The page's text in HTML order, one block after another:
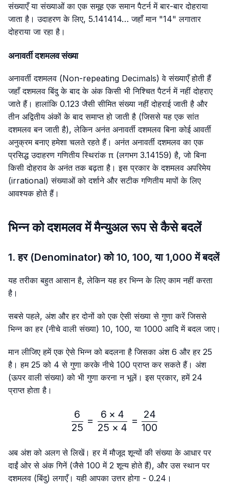
संख्याएँ या संख्याओं का एक समूह एक समान पैटर्न में बार-बार दोहराया
जाता है। उदाहरण के लिए, 5.141414… जहाँ मान "14" लगातार
दोहराया जा रहा है।
अनावर्ती दशमलव संख्या
अनावर्ती दशमलव (Non-repeating Decimals) वे संख्याएँ होती हैं
जहाँ दशमलव बिंदु के बाद के अंक किसी भी निश्चित पैटर्न में नहीं दोहराए
जाते हैं। हालांकि 0.123 जैसी सीमित संख्या नहीं दोहराई जाती है और
तीन अद्वितीय अंकों के बाद समाप्त हो जाती है (जिससे यह एक सांत
दशमलव बन जाती है), लेकिन अनंत अनावर्ती दशमलव बिना कोई आवर्ती
अनुक्रम बनाए हमेशा चलते रहते हैं। अनंत अनावर्ती दशमलव का एक
प्रसिद्ध उदाहरण गणितीय स्थिरांक π (लगभग 3.14159) है, जो बिना
किसी दोहराव के अनंत तक बढ़ता है। इस प्रकार के दशमलव अपरिमेय
(irrational) संख्याओं को दर्शाने और सटीक गणितीय मापों के लिए
आवश्यक होते हैं।
भिन्न को दशमलव में मैन्युअल रूप से कैसे बदलें
1. हर (Denominator) को 10, 100, या 1,000 में बदलें
यह तरीका बहुत आसान है, लेकिन यह हर भिन्न के लिए काम नहीं करता
है।
सबसे पहले, अंश और हर दोनों को एक ऐसी संख्या से गुणा करें जिससे
भिन्न का हर (नीचे वाली संख्या) 10, 100, या 1000 आदि में बदल जाए।
मान लीजिए हमें एक ऐसे भिन्न को बदलना है जिसका अंश 6 और हर 25
है। हम 25 को 4 से गुणा करके नीचे 100 प्राप्त कर सकते हैं। अंश
(ऊपर वाली संख्या) को भी गुणा करना न भूलें। इस प्रकार, हमें 24
प्राप्त होता है।
\frac{6}{25}=\frac{6 ×
25
6
=
25 × 4
6 × 4
=
100
24
अब अंश को अलग से लिखें। हर में मौजूद शून्यों की संख्या के आधार पर
दाईं ओर से अंक गिनें (जैसे 100 में 2 शून्य होते हैं), और उस स्थान पर
दशमलव (बिंदु) लगाएँ। यही आपका उत्तर होगा - 0.24।